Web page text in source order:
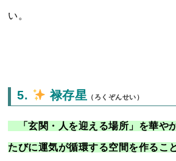
い。
5. 禄存星 （ろくぞんせい）
「玄関・人を迎える場所」を華や
たびに運気が循環する空間を作るこ